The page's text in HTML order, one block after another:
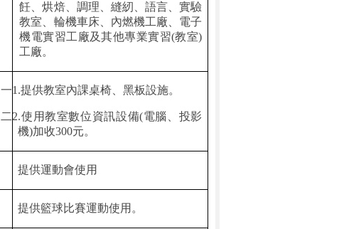
飪、烘焙、調理、縫紉、語言、實驗
教室、輪機車床、內燃機工廠、電子
機電實習工廠及其他專業實習(教室)
工廠。
一1.提供教室內課桌椅、黑板設施。
二2.使用教室數位資訊設備(電腦、投影
機)加收300元。
提供運動會使用
提供籃球比賽運動使用。